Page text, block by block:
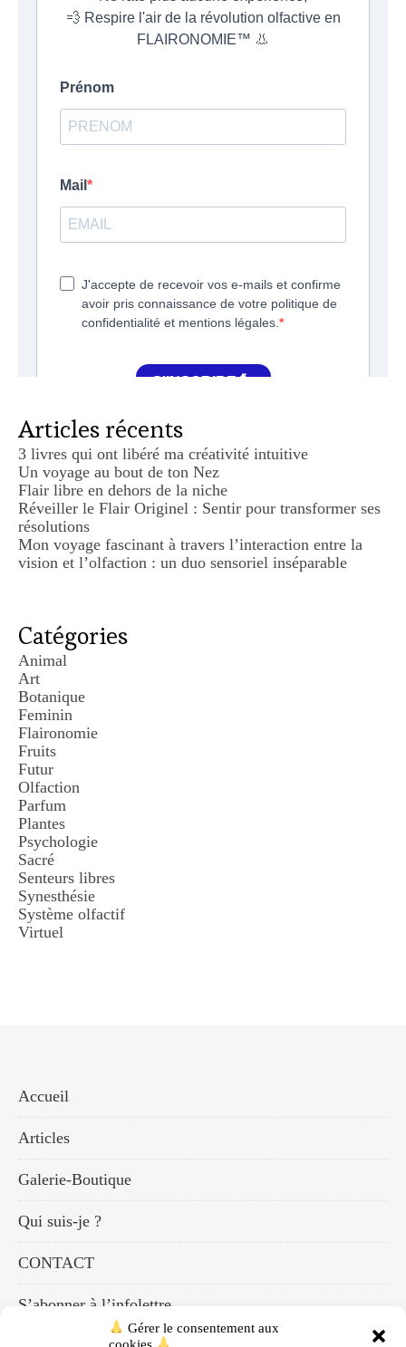
Gérer le consentement aux
cookies
Articles récents
3 livres qui ont libéré ma créativité intuitive
Un voyage au bout de ton Nez
Flair libre en dehors de la niche
Réveiller le Flair Originel : Sentir pour transformer ses
résolutions
Mon voyage fascinant à travers l’interaction entre la
vision et l’olfaction : un duo sensoriel inséparable
Catégories
Animal
Art
Botanique
Feminin
Flaironomie
Fruits
Futur
Olfaction
Parfum
Plantes
Psychologie
Sacré
Senteurs libres
Synesthésie
Système olfactif
Virtuel
Accueil
Articles
Galerie-Boutique
Qui suis-je ?
CONTACT
S’abonner à l’infolettre